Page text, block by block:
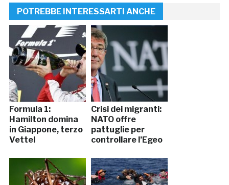
POTREBBE INTERESSARTI ANCHE
Formula 1:
Hamilton domina
in Giappone, terzo
Vettel
Crisi dei migranti:
NATO offre
pattuglie per
controllare l’Egeo